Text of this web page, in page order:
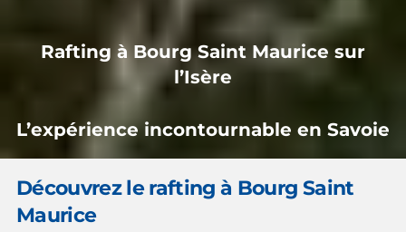
Rafting à Bourg Saint Maurice sur
l’Isère
L’expérience incontournable en Savoie
Découvrez le rafting à Bourg Saint
Maurice